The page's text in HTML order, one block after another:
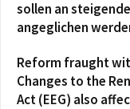
sollen an
angeglichen
Reform fraught
Changes to the
Act (EEG) also